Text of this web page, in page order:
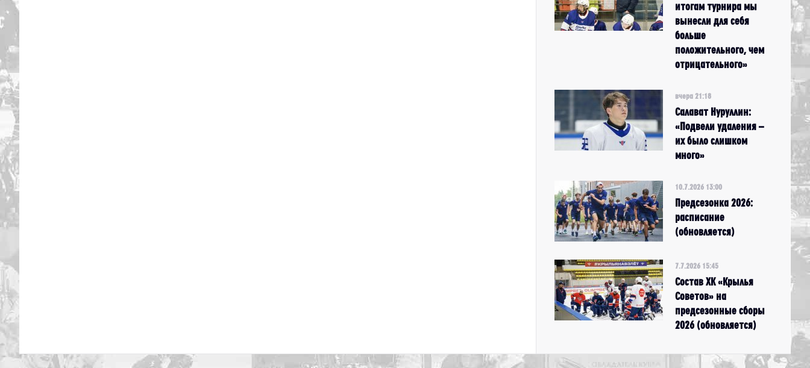
итогам турнира мы
вынесли для себя
больше
положительного, чем
отрицательного»
вчера 21:18
Салават Нуруллин:
«Подвели удаления –
их было слишком
много»
10.7.2026 13:00
Предсезонка 2026:
расписание
(обновляется)
7.7.2026 15:45
Состав ХК «Крылья
Советов» на
предсезонные сборы
2026 (обновляется)